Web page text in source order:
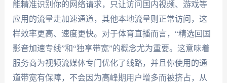
能精准识别你的网络请求，只让访问国内视频、游戏等
应用的流量走加速通道，其他本地流量则正常访问，这
样效率更高、速度更快。对于体育直播而言，“精选回国
影音加速专线”和“独享带宽”的概念尤为重要。这意味着
服务商为视频流媒体专门优化了线路，并且你使用的通
道带宽有保障，不会因为高峰期用户增多而被挤占，从